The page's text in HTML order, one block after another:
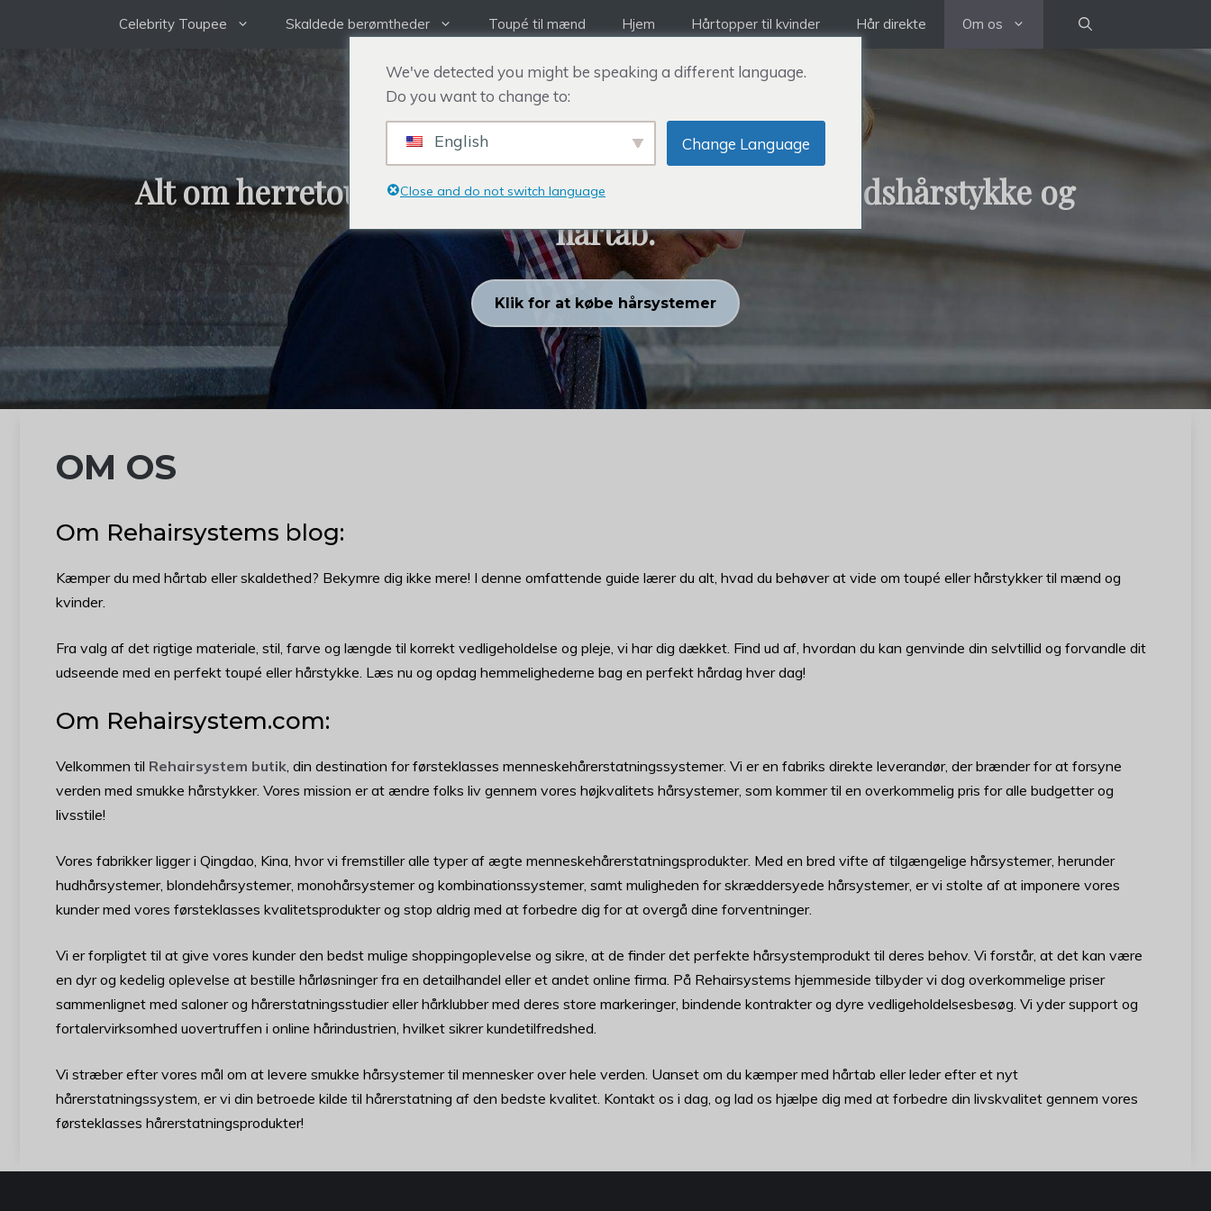
indhold
Celebrity Toupee Skaldede berømtheder Toupé til mænd Hjem Hårtopper til kvinder Hår direkte Om os
REHAIR SYSTEM
Alt om herretoupé, hårtopper til kvinder, berømthedshårstykke og
hårtab.
Klik for at købe hårsystemer
OM OS
Om Rehairsystems blog:
Kæmper du med hårtab eller skaldethed? Bekymre dig ikke mere! I denne omfattende guide lærer du alt, hvad du behøver at vide om toupé eller hårstykker til mænd og
kvinder.
Fra valg af det rigtige materiale, stil, farve og længde til korrekt vedligeholdelse og pleje, vi har dig dækket. Find ud af, hvordan du kan genvinde din selvtillid og forvandle dit
udseende med en perfekt toupé eller hårstykke. Læs nu og opdag hemmelighederne bag en perfekt hårdag hver dag!
Om Rehairsystem.com:
Velkommen til Rehairsystem butik, din destination for førsteklasses menneskehårerstatningssystemer. Vi er en fabriks direkte leverandør, der brænder for at forsyne
verden med smukke hårstykker. Vores mission er at ændre folks liv gennem vores højkvalitets hårsystemer, som kommer til en overkommelig pris for alle budgetter og
livsstile!
Vores fabrikker ligger i Qingdao, Kina, hvor vi fremstiller alle typer af ægte menneskehårerstatningsprodukter. Med en bred vifte af tilgængelige hårsystemer, herunder
hudhårsystemer, blondehårsystemer, monohårsystemer og kombinationssystemer, samt muligheden for skræddersyede hårsystemer, er vi stolte af at imponere vores
kunder med vores førsteklasses kvalitetsprodukter og stop aldrig med at forbedre dig for at overgå dine forventninger.
Vi er forpligtet til at give vores kunder den bedst mulige shoppingoplevelse og sikre, at de finder det perfekte hårsystemprodukt til deres behov. Vi forstår, at det kan være
en dyr og kedelig oplevelse at bestille hårløsninger fra en detailhandel eller et andet online firma. På Rehairsystems hjemmeside tilbyder vi dog overkommelige priser
sammenlignet med saloner og hårerstatningsstudier eller hårklubber med deres store markeringer, bindende kontrakter og dyre vedligeholdelsesbesøg. Vi yder support og
fortalervirksomhed uovertruffen i online hårindustrien, hvilket sikrer kundetilfredshed.
Vi stræber efter vores mål om at levere smukke hårsystemer til mennesker over hele verden. Uanset om du kæmper med hårtab eller leder efter et nyt
hårerstatningssystem, er vi din betroede kilde til hårerstatning af den bedste kvalitet. Kontakt os i dag, og lad os hjælpe dig med at forbedre din livskvalitet gennem vores
førsteklasses hårerstatningsprodukter!
We've detected you might be speaking a different language.
Do you want to change to:
English Change Language
Close and do not switch language